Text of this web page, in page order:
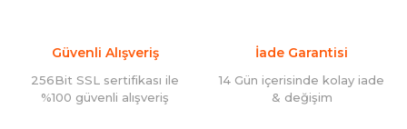
Güvenli Alışveriş
256Bit SSL sertifikası ile
%100 güvenli alışveriş
İade Garantisi
14 Gün içerisinde kolay iade
& değişim